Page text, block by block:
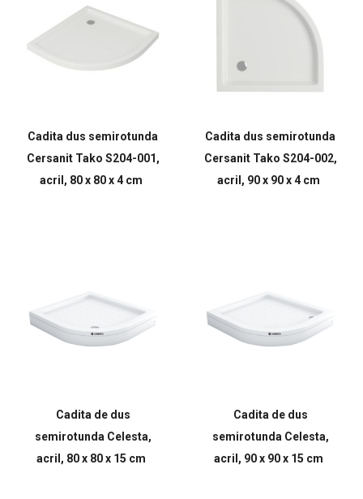
Cadita dus semirotunda
Cersanit Tako S204-001,
acril, 80 x 80 x 4 cm
Cadita dus semirotunda
Cersanit Tako S204-002,
acril, 90 x 90 x 4 cm
Cadita de dus
semirotunda Celesta,
acril, 80 x 80 x 15 cm
Cadita de dus
semirotunda Celesta,
acril, 90 x 90 x 15 cm